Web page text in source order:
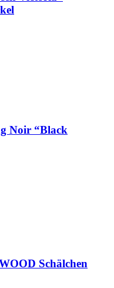
Noir “Black
Schälchen